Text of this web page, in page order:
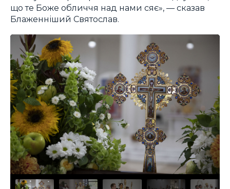
що те Боже обличчя над нами сяє», — сказав
Блаженніший Святослав.